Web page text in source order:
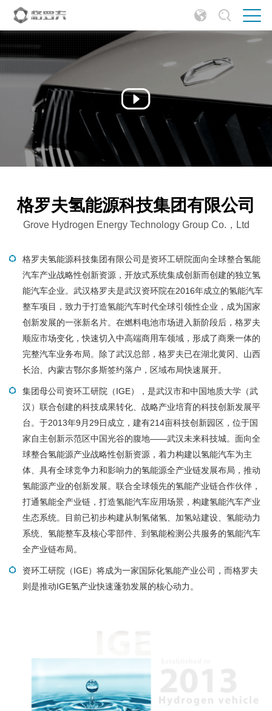
格罗夫氢能源科技集团有限公司
Grove Hydrogen Energy Technology Group Co.，Ltd
格罗夫氢能源科技集团有限公司是资环工研院面向全球整合氢能
汽车产业战略性创新资源，开放式系统集成创新而创建的独立氢
能汽车企业。武汉格罗夫是武汉资环院在2016年成立的氢能汽车
整车项目，致力于打造氢能汽车时代全球引领性企业，成为国家
创新发展的一张新名片。在燃料电池市场进入新阶段后，格罗夫
顺应市场变化，快速切入中高端商用车领域，形成了商乘一体的
完整汽车业务布局。除了武汉总部，格罗夫已在湖北黄冈、山西
长治、内蒙古鄂尔多斯签约落户，区域布局快速展开。
集团母公司资环工研院（IGE），是武汉市和中国地质大学（武
汉）联合创建的科技成果转化、战略产业培育的科技创新发展平
台。于2013年9月29日成立，建有214亩科技创新园区，位于国
家自主创新示范区中国光谷的腹地——武汉未来科技城。面向全
球整合氢能源产业战略性创新资源，着力构建以氢能汽车为主
体、具有全球竞争力和影响力的氢能源全产业链发展布局，推动
氢能源产业的创新发展。联合全球领先的氢能产业链合作伙伴，
打通氢能全产业链，打造氢能汽车应用场景，构建氢能汽车产业
生态系统。目前已初步构建从制氢储氢、加氢站建设、氢能动力
系统、氢能整车及核心零部件、到氢能检测公共服务的氢能汽车
全产业链布局。
资环工研院（IGE）将成为一家国际化氢能产业公司，而格罗夫
则是推动IGE氢产业快速蓬勃发展的核心动力。